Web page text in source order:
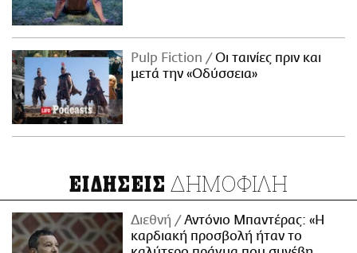
Pulp Fiction
Οι ταινίες πριν και
μετά την «Οδύσσεια»
ΕΙΔΗΣΕΙΣ ΔΗΜΟΦΙΛΗ
Διεθνή
Αντόνιο Μπαντέρας: «Η
καρδιακή προσβολή ήταν το